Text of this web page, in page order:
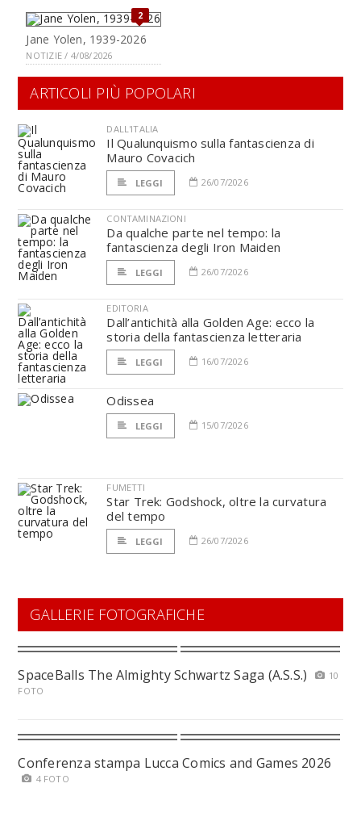
2
Jane Yolen, 1939-2026
NOTIZIE / 4/08/2026
ARTICOLI PIÙ POPOLARI
DALL'ITALIA
Il Qualunquismo sulla fantascienza di
Mauro Covacich
LEGGI 26/07/2026
CONTAMINAZIONI
Da qualche parte nel tempo: la
fantascienza degli Iron Maiden
LEGGI 26/07/2026
EDITORIA
Dall’antichità alla Golden Age: ecco la
storia della fantascienza letteraria
LEGGI 16/07/2026
Odissea
LEGGI 15/07/2026
FUMETTI
Star Trek: Godshock, oltre la curvatura
del tempo
LEGGI 26/07/2026
GALLERIE FOTOGRAFICHE
SpaceBalls The Almighty Schwartz Saga (A.S.S.)
10
FOTO
Conferenza stampa Lucca Comics and Games 2026
4 FOTO